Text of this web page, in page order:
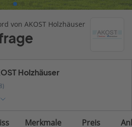
von AKOST Holzhäuser
Holzhäuser
Merkmale Preis